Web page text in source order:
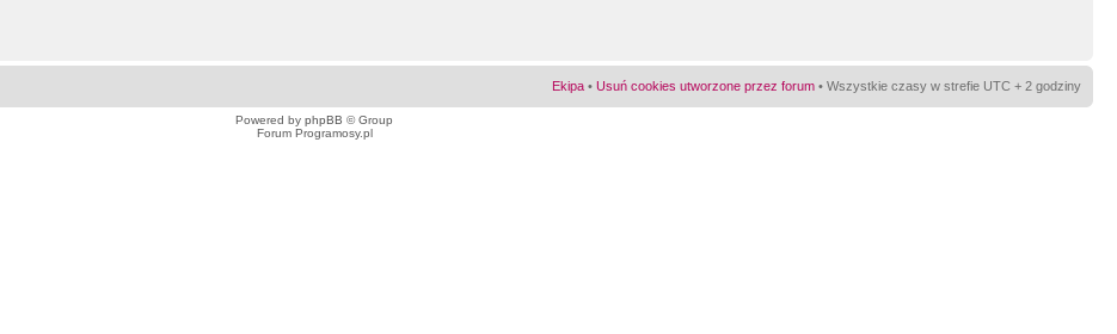
Ekipa • Usuń cookies utworzone przez forum • Wszystkie czasy w strefie UTC + 2 godziny
Powered by phpBB © Group
Forum Programosy.pl